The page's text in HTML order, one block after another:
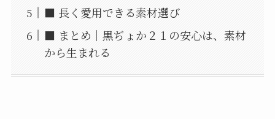
■ 長く愛用できる素材選び
■ まとめ｜黒ぢょか２１の安心は、素材
から生まれる